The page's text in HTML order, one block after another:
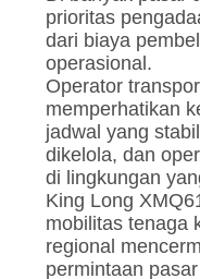
prioritas
dari biaya
operasional.
Operator
memperhatikan
jadwal yang
dikelola, dan
di lingkungan
King Long
mobilitas tenaga
regional
permintaan